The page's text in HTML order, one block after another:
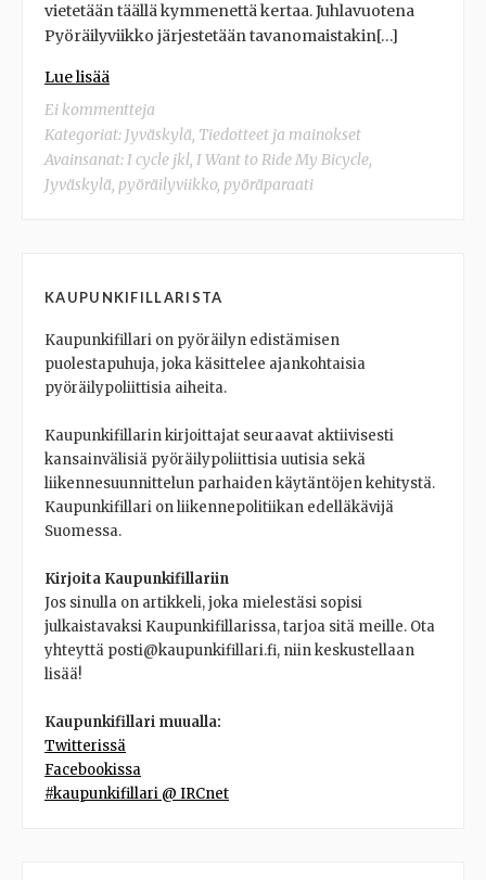
vietetään täällä kymmenettä kertaa. Juhlavuotena
Pyöräilyviikko järjestetään tavanomaistakin[…]
Lue lisää
Ei kommentteja
Kategoriat: Jyväskylä, Tiedotteet ja mainokset
Avainsanat:I cycle jkl, I Want to Ride My Bicycle,
Jyväskylä, pyöräilyviikko, pyöräparaati
KAUPUNKIFILLARISTA
Kaupunkifillari on pyöräilyn edistämisen
puolestapuhuja, joka käsittelee ajankohtaisia
pyöräilypoliittisia aiheita.
Kaupunkifillarin kirjoittajat seuraavat aktiivisesti
kansainvälisiä pyöräilypoliittisia uutisia sekä
liikennesuunnittelun parhaiden käytäntöjen kehitystä.
Kaupunkifillari on liikennepolitiikan edelläkävijä
Suomessa.
Kirjoita Kaupunkifillariin
Jos sinulla on artikkeli, joka mielestäsi sopisi
julkaistavaksi Kaupunkifillarissa, tarjoa sitä meille. Ota
yhteyttä posti@kaupunkifillari.fi, niin keskustellaan
lisää!
Kaupunkifillari muualla:
Twitterissä
Facebookissa
#kaupunkifillari @ IRCnet